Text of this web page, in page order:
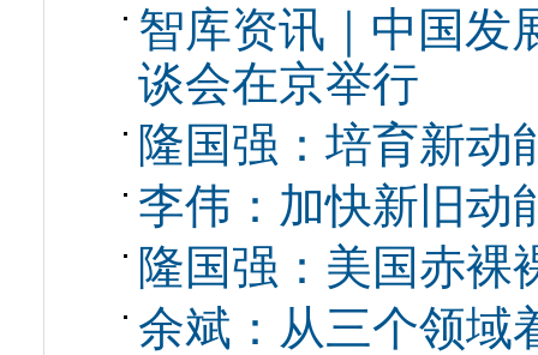
智库资讯｜中国发
谈会在京举行
隆国强：培育新动
李伟：加快新旧动
隆国强：美国赤裸
余斌：从三个领域